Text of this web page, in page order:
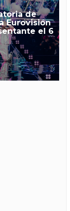
de
Eurovisión
el 6